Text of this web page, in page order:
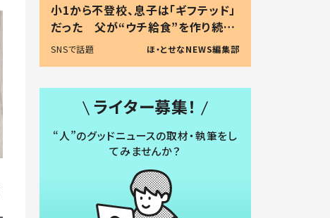
小1から不登校、息子は「ギフテッド」
だった 父が“ウチ給食”を作り続け
る理由とは #令和の親 #令和の子
SNSで話題 ほ・とせなNEWS編集部
ライター募集！
“人”のグッドニュースの取材・執筆をし
てみませんか？